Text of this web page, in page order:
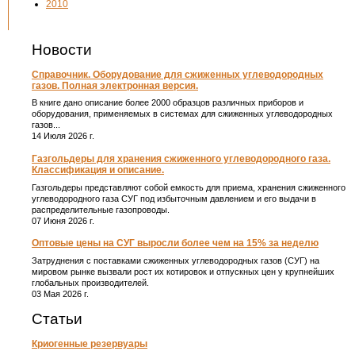
2010
Новости
Справочник. Оборудование для сжиженных углеводородных
газов. Полная электронная версия.
В книге дано описание более 2000 образцов различных приборов и
оборудования, применяемых в системах для сжиженных углеводородных
газов...
14 Июля 2026 г.
Газгольдеры для хранения сжиженного углеводородного газа.
Классификация и описание.
Газгольдеры представляют собой емкость для приема, хранения сжиженного
углеводородного газа СУГ под избыточным давлением и его выдачи в
распределительные газопроводы.
07 Июня 2026 г.
Оптовые цены на СУГ выросли более чем на 15% за неделю
Затруднения с поставками сжиженных углеводородных газов (СУГ) на
мировом рынке вызвали рост их котировок и отпускных цен у крупнейших
глобальных производителей.
03 Мая 2026 г.
Статьи
Криогенные резервуары